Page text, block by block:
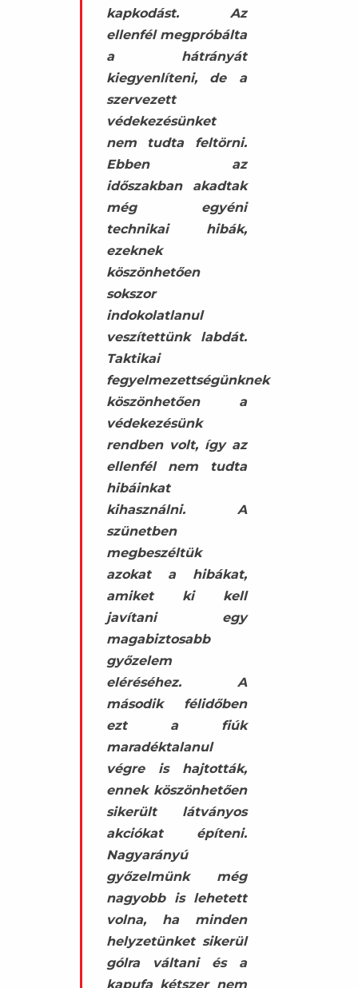
kapkodást. Az
ellenfél megpróbálta
a hátrányát
kiegyenlíteni, de a
szervezett
védekezésünket
nem tudta feltörni.
Ebben az
időszakban akadtak
még egyéni
technikai hibák,
ezeknek
köszönhetően
sokszor
indokolatlanul
veszítettünk labdát.
Taktikai
fegyelmezettségünknek
köszönhetően a
védekezésünk
rendben volt, így az
ellenfél nem tudta
hibáinkat
kihasználni. A
szünetben
megbeszéltük
azokat a hibákat,
amiket ki kell
javítani egy
magabiztosabb
győzelem
eléréséhez. A
második félidőben
ezt a fiúk
maradéktalanul
végre is hajtották,
ennek köszönhetően
sikerült látványos
akciókat építeni.
Nagyarányú
győzelmünk még
nagyobb is lehetett
volna, ha minden
helyzetünket sikerül
gólra váltani és a
kapufa kétszer nem